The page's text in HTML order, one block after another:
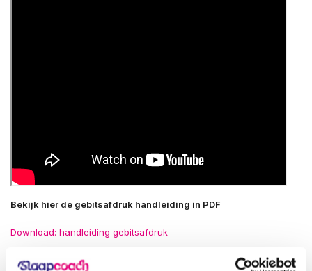
Bekijk hier de gebitsafdruk handleiding in PDF
Download: handleiding gebitsafdruk